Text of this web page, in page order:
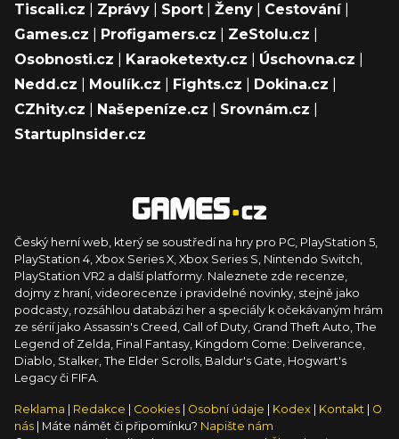
Tiscali.cz Zprávy Sport Ženy Cestování|
Games.cz
Profigamers.cz ZeStolu.cz
Osobnosti.cz
Karaoketexty.cz Úschovna.cz
Nedd.cz
Moulík.cz Fights.cz Dokina.cz
CZhity.cz
Našepeníze.cz Srovnám.cz
StartupInsider.cz
Český herní web, který se soustředí na hry pro PC, PlayStation 5,
PlayStation 4, Xbox Series X, Xbox Series S, Nintendo Switch,
PlayStation VR2 a další platformy. Naleznete zde recenze,
dojmy z hraní, videorecenze i pravidelné novinky, stejně jako
podcasty, rozsáhlou databázi her a speciály k očekávaným hrám
ze sérií jako Assassin's Creed, Call of Duty, Grand Theft Auto, The
Legend of Zelda, Final Fantasy, Kingdom Come: Deliverance,
Diablo, Stalker, The Elder Scrolls, Baldur's Gate, Hogwart's
Legacy či FIFA.
Reklama Redakce Cookies Osobní údaje Kodex Kontakt
O
nás
| Máte námět či připomínku? Napište nám